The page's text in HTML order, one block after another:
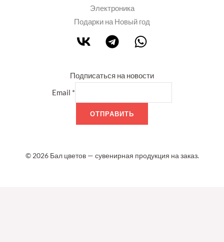
Электроника
Подарки на Новый год
Подписаться на новости
Email *
ОТПРАВИТЬ
© 2026 Бал цветов — сувенирная продукция на заказ.